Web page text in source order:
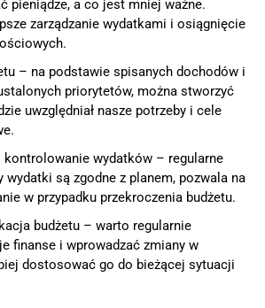
pieniądze, a co jest mniej ważne.
zarządzanie wydatkami i osiągnięcie
– na podstawie spisanych dochodów i
priorytetów, można stworzyć
uwzględniał nasze potrzeby i cele
wydatków – regularne
wydatki są zgodne z planem, pozwala na
w przypadku przekroczenia budżetu.
budżetu – warto regularnie
finanse i wprowadzać zmiany w
dostosować go do bieżącej sytuacji